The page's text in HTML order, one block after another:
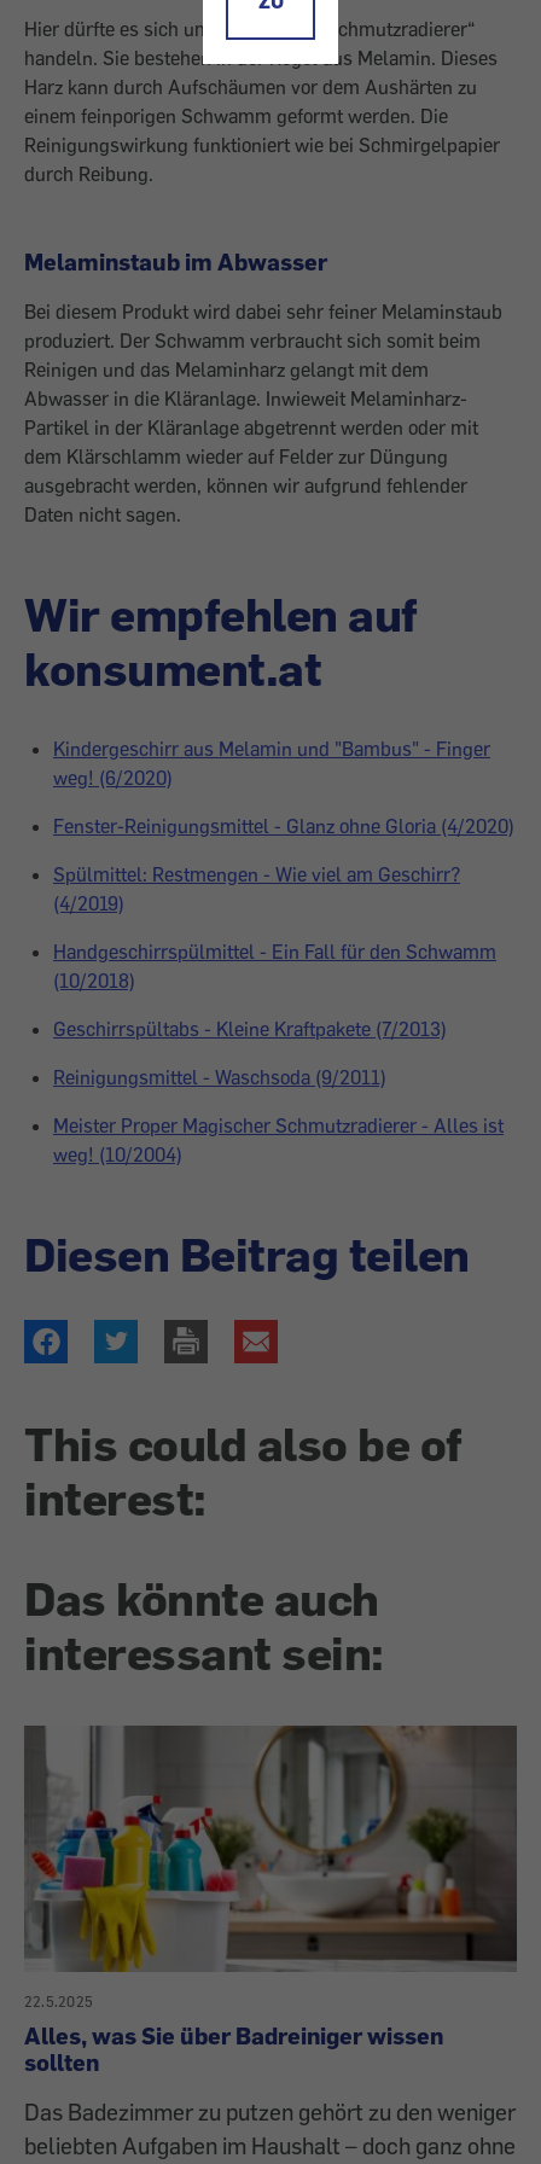
Hier dürfte es sich um sogenannte „Schmutzradierer“
handeln. Sie bestehen in der Regel aus Melamin. Dieses
Harz kann durch Aufschäumen vor dem Aushärten zu
einem feinporigen Schwamm geformt werden. Die
Reinigungswirkung funktioniert wie bei Schmirgelpapier
durch Reibung.
Melaminstaub im Abwasser
Bei diesem Produkt wird dabei sehr feiner Melaminstaub
produziert. Der Schwamm verbraucht sich somit beim
Reinigen und das Melaminharz gelangt mit dem
Abwasser in die Kläranlage. Inwieweit Melaminharz-
Partikel in der Kläranlage abgetrennt werden oder mit
dem Klärschlamm wieder auf Felder zur Düngung
ausgebracht werden, können wir aufgrund fehlender
Daten nicht sagen.
Wir empfehlen auf
konsument.at
Kindergeschirr aus Melamin und "Bambus" - Finger
weg! (6/2020)
Fenster-Reinigungsmittel - Glanz ohne Gloria (4/2020)
Spülmittel: Restmengen - Wie viel am Geschirr?
(4/2019)
Handgeschirrspülmittel - Ein Fall für den Schwamm
(10/2018)
Geschirrspültabs - Kleine Kraftpakete (7/2013)
Reinigungsmittel - Waschsoda (9/2011)
Meister Proper Magischer Schmutzradierer - Alles ist
weg! (10/2004)
Diesen Beitrag teilen
This could also be of
interest:
Das könnte auch
interessant sein:
22.5.2025
Alles, was Sie über Badreiniger wissen
sollten
Das Badezimmer zu putzen gehört zu den weniger
beliebten Aufgaben im Haushalt – doch ganz ohne